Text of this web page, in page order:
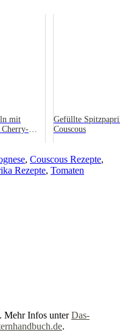
mit
Cherry-
Gefüllte
Couscous
, Couscous Rezepte,
Rezepte, Tomaten
Mehr Infos unterDas-
.